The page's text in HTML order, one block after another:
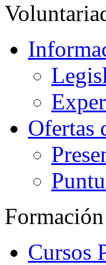
Ofertas
Formación
Cursos